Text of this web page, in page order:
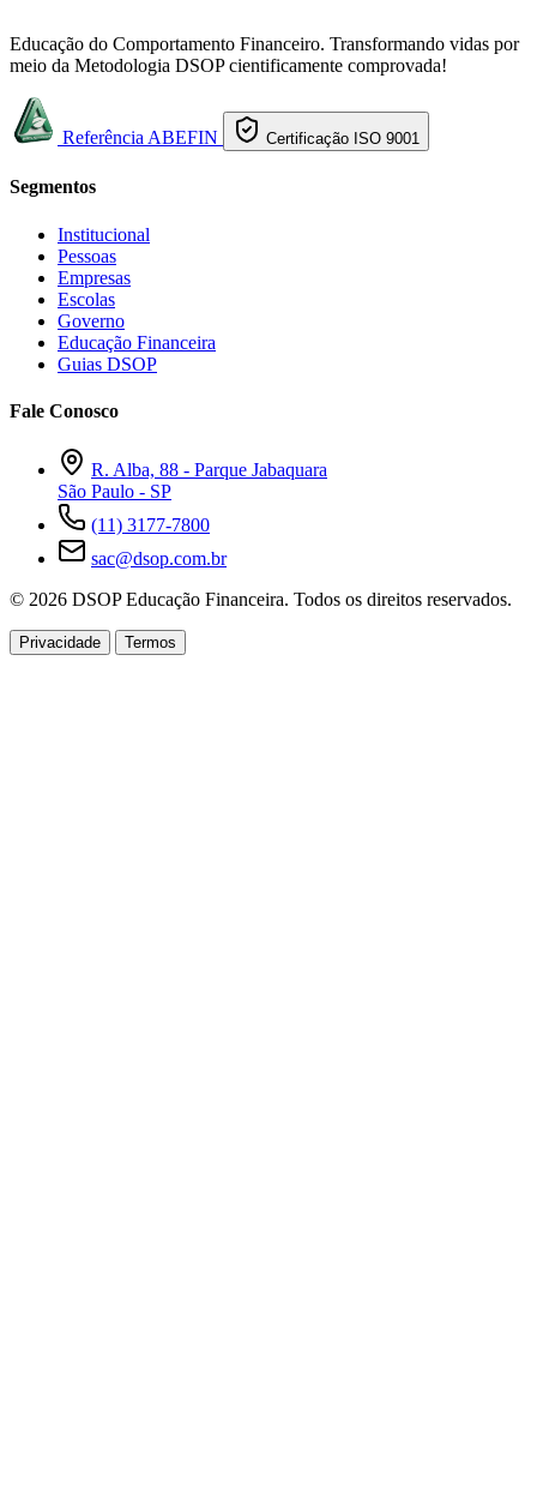
Educação do Comportamento Financeiro. Transformando vidas por
meio da Metodologia DSOP cientificamente comprovada!
Referência ABEFIN Certificação ISO 9001
Segmentos
Institucional
Pessoas
Empresas
Escolas
Governo
Educação Financeira
Guias DSOP
Fale Conosco
R. Alba, 88 - Parque Jabaquara
São Paulo - SP
(11) 3177-7800
sac@dsop.com.br
© 2026 DSOP Educação Financeira. Todos os direitos reservados.
Privacidade Termos